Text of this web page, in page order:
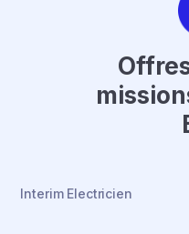
Interim Electricien